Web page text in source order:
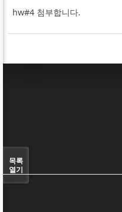
hw#4 첨부합니다.
목록
열기